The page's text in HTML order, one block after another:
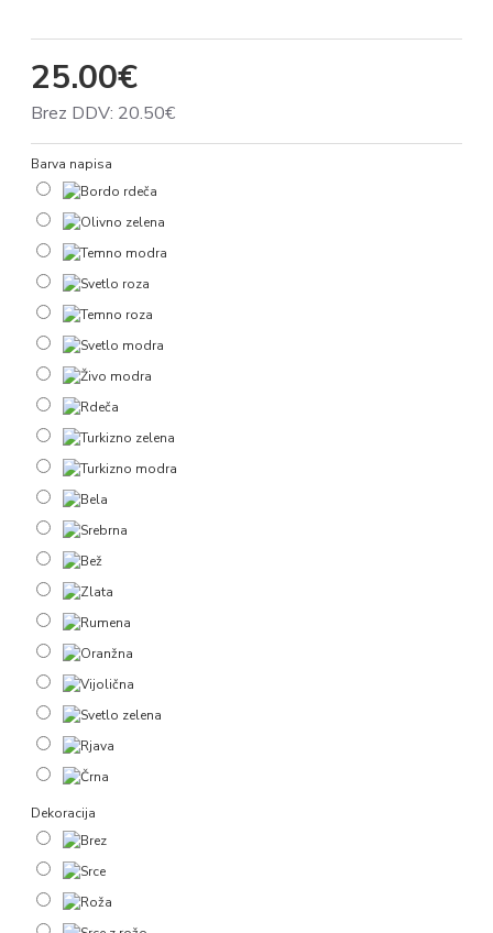
25.00€
Brez DDV: 20.50€
Barva napisa
Dekoracija